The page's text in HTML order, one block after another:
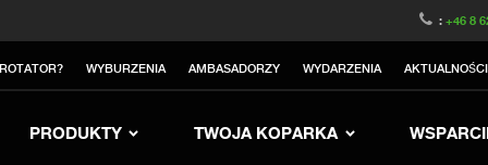
:+46 8
WYBURZENIA AMBASADORZY WYDARZENIA AKTUALNOŚCI
PRODUKTY TWOJA KOPARKA
Switch to Belgium
Kingdom Switch to Sweden Switch to Norway
Switch to Japan Switch to Italy